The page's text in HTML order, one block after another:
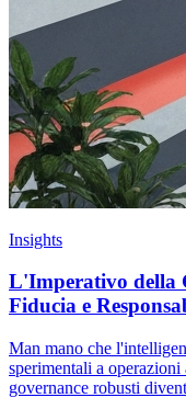
Insights
L'Imperativo della
Fiducia e
Man mano che
sperimentali a
governance robusti